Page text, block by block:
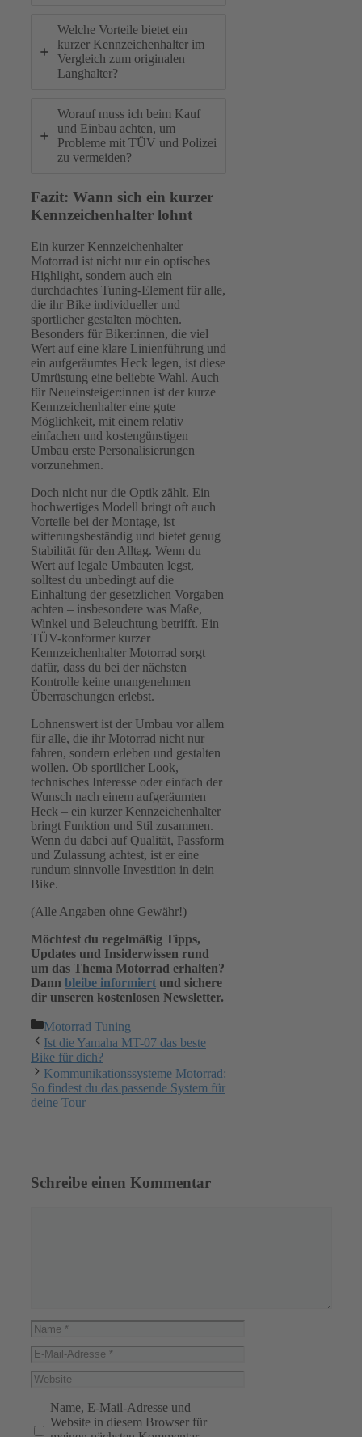
Welche Vorteile bietet ein
kurzer Kennzeichenhalter im
Vergleich zum originalen
Langhalter?
Worauf muss ich beim Kauf
und Einbau achten, um
Probleme mit TÜV und Polizei
zu vermeiden?
Fazit: Wann sich ein kurzer
Kennzeichenhalter lohnt
Ein kurzer Kennzeichenhalter
Motorrad ist nicht nur ein optisches
Highlight, sondern auch ein
durchdachtes Tuning-Element für alle,
die ihr Bike individueller und
sportlicher gestalten möchten.
Besonders für Biker:innen, die viel
Wert auf eine klare Linienführung und
ein aufgeräumtes Heck legen, ist diese
Umrüstung eine beliebte Wahl. Auch
für Neueinsteiger:innen ist der kurze
Kennzeichenhalter eine gute
Möglichkeit, mit einem relativ
einfachen und kostengünstigen
Umbau erste Personalisierungen
vorzunehmen.
Doch nicht nur die Optik zählt. Ein
hochwertiges Modell bringt oft auch
Vorteile bei der Montage, ist
witterungsbeständig und bietet genug
Stabilität für den Alltag. Wenn du
Wert auf legale Umbauten legst,
solltest du unbedingt auf die
Einhaltung der gesetzlichen Vorgaben
achten – insbesondere was Maße,
Winkel und Beleuchtung betrifft. Ein
TÜV-konformer kurzer
Kennzeichenhalter Motorrad sorgt
dafür, dass du bei der nächsten
Kontrolle keine unangenehmen
Überraschungen erlebst.
Lohnenswert ist der Umbau vor allem
für alle, die ihr Motorrad nicht nur
fahren, sondern erleben und gestalten
wollen. Ob sportlicher Look,
technisches Interesse oder einfach der
Wunsch nach einem aufgeräumten
Heck – ein kurzer Kennzeichenhalter
bringt Funktion und Stil zusammen.
Wenn du dabei auf Qualität, Passform
und Zulassung achtest, ist er eine
rundum sinnvolle Investition in dein
Bike.
(Alle Angaben ohne Gewähr!)
Möchtest du regelmäßig Tipps,
Updates und Insiderwissen rund
um das Thema Motorrad erhalten?
Dann bleibe informiert und sichere
dir unseren kostenlosen Newsletter.
Kategorien
Motorrad Tuning
Ist die Yamaha MT-07 das beste
Bike für dich?
Kommunikationssysteme Motorrad:
So findest du das passende System für
deine Tour
Schreibe einen Kommentar
Name
E-
Mail-
Adresse
Website
Name, E-Mail-Adresse und
Website in diesem Browser für